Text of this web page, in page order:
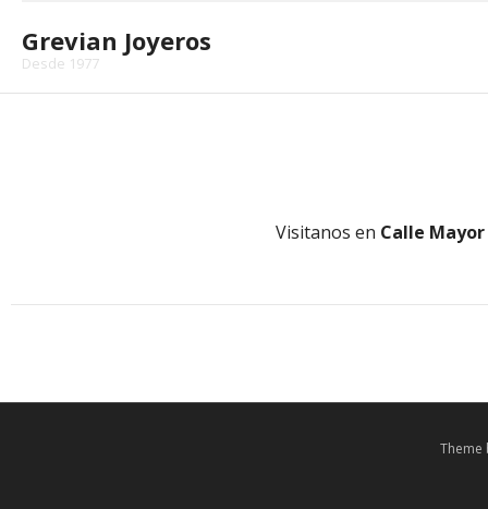
contentGrevian Joyeros
Desde 1977
Visitanos en Calle
Theme